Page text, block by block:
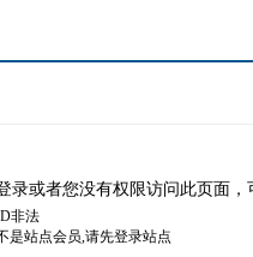
录或者您没有权限访问此页面
非法
是站点会员,请先登录站点